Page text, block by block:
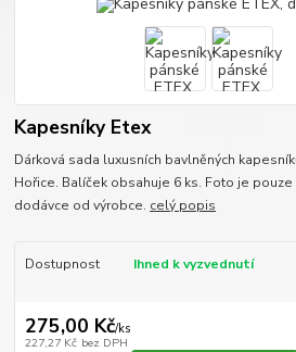
Kapesníky Etex
Dárková sada luxusních bavlněných
Hořice. Balíček obsahuje 6 ks. Foto je
dodávce od výrobce. celý popis
Dostupnost Ihned k vyzvednutí
275,00 Kč/ks
227,27 Kč bez DPH